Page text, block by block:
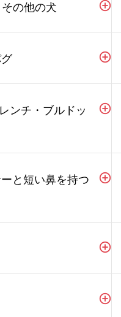
の他の犬
ンチ・ブルドッ
と短い鼻を持つ